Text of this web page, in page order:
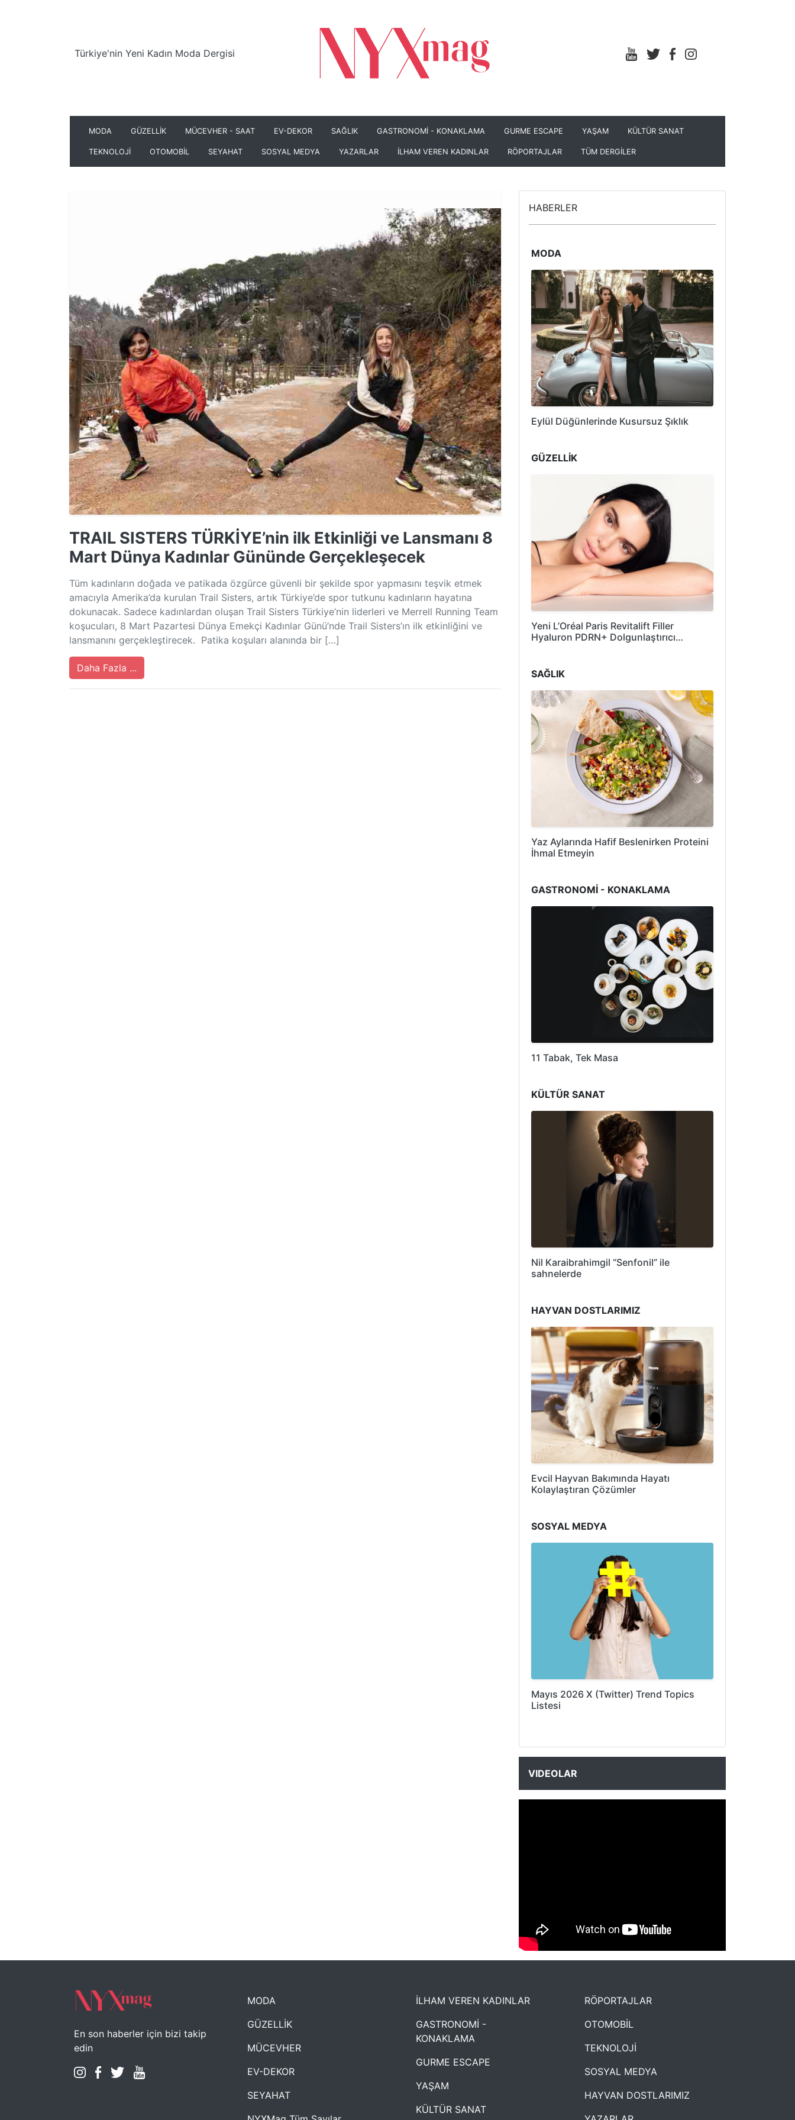
Türkiye'nin Yeni Kadın Moda Dergisi
MODA GÜZELLİK MÜCEVHER - SAAT EV-DEKOR SAĞLIK GASTRONOMİ - KONAKLAMA GURME ESCAPE YAŞAM KÜLTÜR SANAT
TEKNOLOJİ OTOMOBİL SEYAHAT SOSYAL MEDYA YAZARLAR İLHAM VEREN KADINLAR RÖPORTAJLAR TÜM DERGİLER
TRAIL SISTERS TÜRKİYE’nin ilk Etkinliği ve Lansmanı 8
Mart Dünya Kadınlar Gününde Gerçekleşecek
Tüm kadınların doğada ve patikada özgürce güvenli bir şekilde spor yapmasını teşvik etmek
amacıyla Amerika’da kurulan Trail Sisters, artık Türkiye’de spor tutkunu kadınların hayatına
dokunacak. Sadece kadınlardan oluşan Trail Sisters Türkiye’nin liderleri ve Merrell Running Team
koşucuları, 8 Mart Pazartesi Dünya Emekçi Kadınlar Günü’nde Trail Sisters’ın ilk etkinliğini ve
lansmanını gerçekleştirecek. Patika koşuları alanında bir […]
Daha Fazla ...
HABERLER
MODA
Eylül Düğünlerinde Kusursuz Şıklık
GÜZELLİK
Yeni L’Oréal Paris Revitalift Filler
Hyaluron PDRN+ Dolgunlaştırıcı…
SAĞLIK
Yaz Aylarında Hafif Beslenirken Proteini
İhmal Etmeyin
GASTRONOMİ - KONAKLAMA
11 Tabak, Tek Masa
KÜLTÜR SANAT
Nil Karaibrahimgil “Senfonil” ile
sahnelerde
HAYVAN DOSTLARIMIZ
Evcil Hayvan Bakımında Hayatı
Kolaylaştıran Çözümler
SOSYAL MEDYA
Mayıs 2026 X (Twitter) Trend Topics
Listesi
VIDEOLAR
NYXmag 2. Yaş Kutlama Etkinliği
En son haberler için bizi takip
edin
MODA
GÜZELLİK
MÜCEVHER
EV-DEKOR
SEYAHAT
İLHAM VEREN KADINLAR
GASTRONOMİ -
KONAKLAMA
GURME ESCAPE
YAŞAM
KÜLTÜR SANAT
RÖPORTAJLAR
OTOMOBİL
TEKNOLOJİ
SOSYAL MEDYA
HAYVAN DOSTLARIMIZ